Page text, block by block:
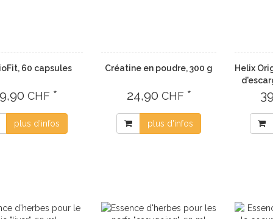
60 capsules
CHF *
plus d'infos
Créatine en poudre, 300 g
24,90 CHF *
plus d'infos
Helix